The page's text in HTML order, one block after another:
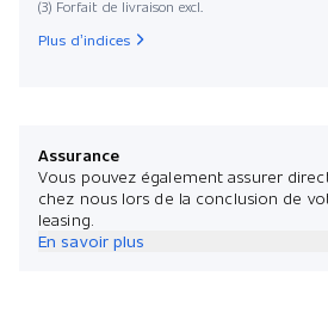
(3) Forfait de livraison excl.
Plus d’indices
Assurance
Vous pouvez également assurer
chez nous lors de la conclusion de
leasing.
En savoir plus